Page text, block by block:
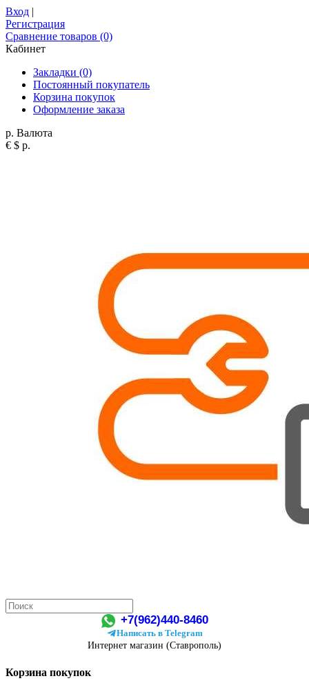
Вход |
Регистрация
Сравнение товаров (0)
Кабинет
Закладки (0)
Постоянный покупатель
Корзина покупок
Оформление заказа
р. Валюта
€ $ р.
+7(962)440-8460
Написать в Telegram
Интернет магазин (Ставрополь)
Корзина покупок